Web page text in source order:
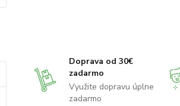
Doprava od 30€
zadarmo
Využite dopravu úplne
zadarmo